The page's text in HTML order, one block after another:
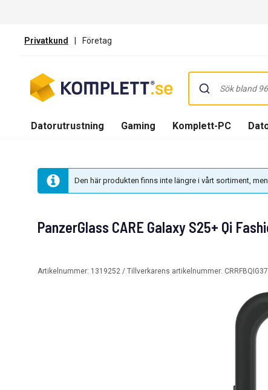
Privatkund | Företag
Datorutrustning Gaming Komplett-PC
Den här produkten finns inte längre i vårt sortiment,
PanzerGlass CARE Galaxy S25+ Qi
Artikelnummer: 1319252 / Tillverkarens artikelnummer: